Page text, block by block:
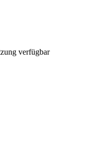
verfügbar